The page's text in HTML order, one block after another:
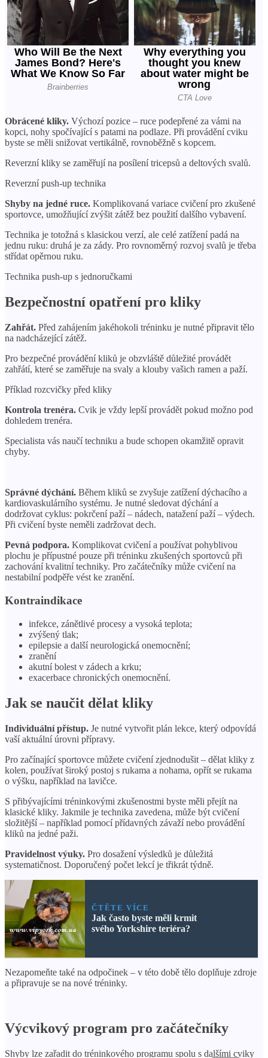
Obrácené kliky. Výchozí pozice – ruce podepřené za vámi na
kopci, nohy spočívající s patami na podlaze. Při provádění cviku
byste se měli snižovat vertikálně, rovnoběžně s kopcem.
Reverzní kliky se zaměřují na posílení tricepsů a deltových svalů.
Reverzní push-up technika
Shyby na jedné ruce. Komplikovaná variace cvičení pro zkušené
sportovce, umožňující zvýšit zátěž bez použití dalšího vybavení.
Technika je totožná s klasickou verzí, ale celé zatížení padá na
jednu ruku: druhá je za zády. Pro rovnoměrný rozvoj svalů je třeba
střídat opěrnou ruku.
Technika push-up s jednoručkami
Bezpečnostní opatření pro kliky
Zahřát. Před zahájením jakéhokoli tréninku je nutné připravit tělo
na nadcházející zátěž.
Pro bezpečné provádění kliků je obzvláště důležité provádět
zahřátí, které se zaměřuje na svaly a klouby vašich ramen a paží.
Příklad rozcvičky před kliky
Kontrola trenéra. Cvik je vždy lepší provádět pokud možno pod
dohledem trenéra.
Specialista vás naučí techniku ​​a bude schopen okamžitě opravit
chyby.
Správné dýchání. Během kliků se zvyšuje zatížení dýchacího a
kardiovaskulárního systému. Je nutné sledovat dýchání a
dodržovat cyklus: pokrčení paží – nádech, natažení paží – výdech.
Při cvičení byste neměli zadržovat dech.
Pevná podpora. Komplikovat cvičení a používat pohyblivou
plochu je přípustné pouze při tréninku zkušených sportovců při
zachování kvalitní techniky. Pro začátečníky může cvičení na
nestabilní podpěře vést ke zranění.
Kontraindikace
infekce, zánětlivé procesy a vysoká teplota;
zvýšený tlak;
epilepsie a další neurologická onemocnění;
zranění
akutní bolest v zádech a krku;
exacerbace chronických onemocnění.
Jak se naučit dělat kliky
Individuální přístup. Je nutné vytvořit plán lekce, který odpovídá
vaší aktuální úrovni přípravy.
Pro začínající sportovce můžete cvičení zjednodušit – dělat kliky z
kolen, používat široký postoj s rukama a nohama, opřít se rukama
o výšku, například na lavičce.
S přibývajícími tréninkovými zkušenostmi byste měli přejít na
klasické kliky. Jakmile je technika zavedena, může být cvičení
složitější – například pomocí přídavných závaží nebo provádění
kliků na jedné paži.
Pravidelnost výuky. Pro dosažení výsledků je důležitá
systematičnost. Doporučený počet lekcí je třikrát týdně.
ČTĚTE VÍCE
Jak často byste měli krmit
svého Yorkshire teriéra?
Nezapomeňte také na odpočinek – v této době tělo doplňuje zdroje
a připravuje se na nové tréninky.
Výcvikový program pro začátečníky
Shyby lze zařadit do tréninkového programu spolu s dalšími cviky